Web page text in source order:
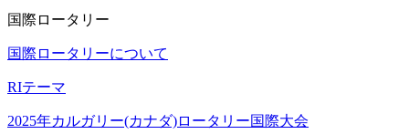
国際ロータリー
国際ロータリーについて
RIテーマ
2025年カルガリー(カナダ)ロータリー国際大会